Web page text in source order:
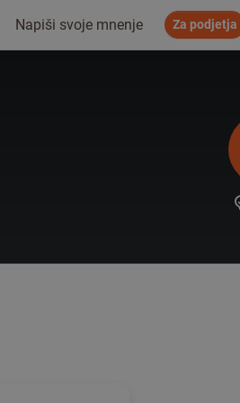
Napiši svoje mnenje
Za podjetja